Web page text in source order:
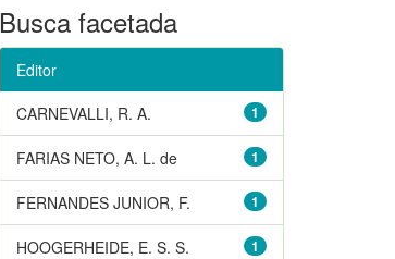
Busca facetada
Editor
1
CARNEVALLI, R. A.
1
FARIAS NETO, A. L. de
1
FERNANDES JUNIOR, F.
1
HOOGERHEIDE, E. S. S.